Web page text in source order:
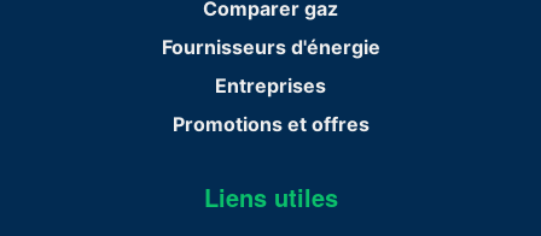
Comparer gaz
Fournisseurs d'énergie
Entreprises
Promotions et offres
Liens utiles